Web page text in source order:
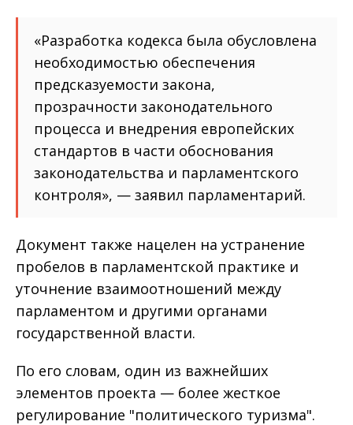
«Разработка кодекса была обусловлена
необходимостью обеспечения
предсказуемости закона,
прозрачности законодательного
процесса и внедрения европейских
стандартов в части обоснования
законодательства и парламентского
контроля», — заявил парламентарий.
Документ также нацелен на устранение
пробелов в парламентской практике и
уточнение взаимоотношений между
парламентом и другими органами
государственной власти.
По его словам, один из важнейших
элементов проекта — более жесткое
регулирование "политического туризма".